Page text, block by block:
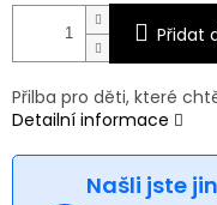
Přidat
Přilba pro děti, které
Detailní informace
Našli jste